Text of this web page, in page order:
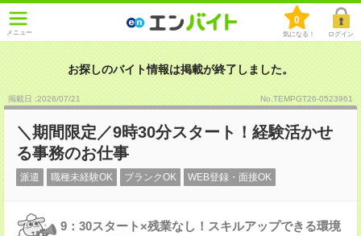
メニュー
0
気になる！ ログイン
お探しのバイト情報は掲載が終了しました。
掲載日 :2026/07/21 No.TEMPGT26-0523961
＼期間限定／9時30分スタート！経験活かせ
る事務のお仕事
派遣 職種未経験OK ブランクOK WEB登録・面接OK
9：30スタート×残業なし！スキルアップできる環境